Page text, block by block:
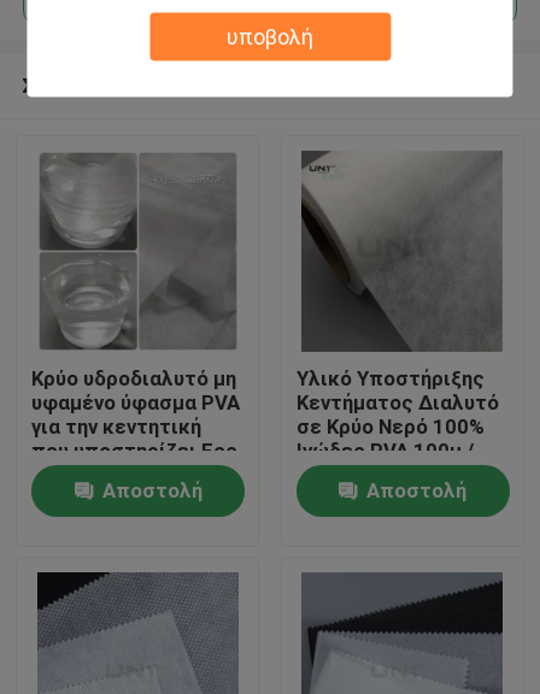
υποβολή
Προϊόντα
Σχετικά με εμάς
Συνιστώμενα προϊόντα
Κρύο υδροδιαλυτό μη
υφαμένο ύφασμα PVA
για την κεντητική
που υποστηρίζει Eco
φιλικό
Αποστολή
Υλικό Υποστήριξης
Κεντήματος Διαλυτό
σε Κρύο Νερό 100%
Ινώδες PVA 100μ /
Ρολό
Αποστολή